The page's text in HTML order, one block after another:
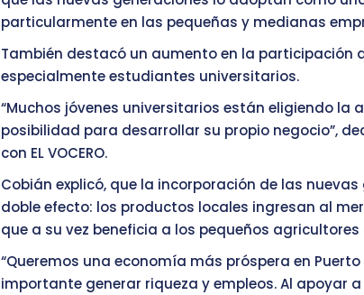
particularmente en las pequeñas y medianas
También destacó un aumento en la participación
especialmente estudiantes universitarios.
“Muchos jóvenes universitarios están eligiendo la
posibilidad para desarrollar su propio negocio”,
con EL VOCERO.
Cobián explicó, que la incorporación de las
doble efecto: los productos locales ingresan al
que a su vez beneficia a los pequeños
“Queremos una economía más próspera en
importante generar riqueza y empleos. Al apoyar